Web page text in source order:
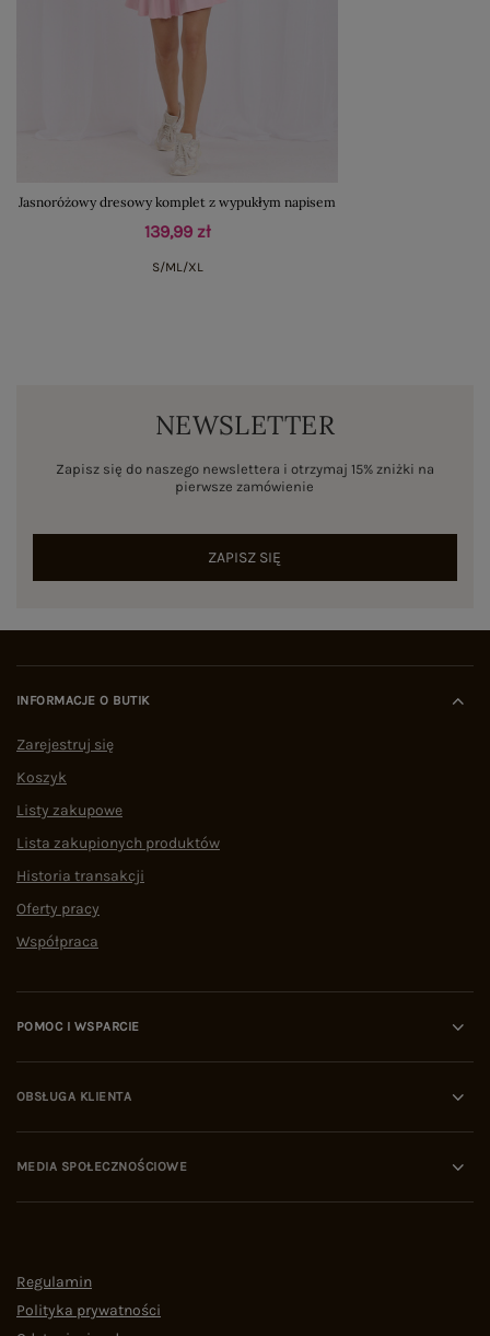
Jasnoróżowy dresowy komplet z wypukłym napisem
139,99 zł
S/ML/XL
NEWSLETTER
Zapisz się do naszego newslettera i otrzymaj 15% zniżki na
pierwsze zamówienie
ZAPISZ SIĘ
INFORMACJE O BUTIK
Zarejestruj się
Koszyk
Listy zakupowe
Lista zakupionych produktów
Historia transakcji
Oferty pracy
Współpraca
POMOC I WSPARCIE
OBSŁUGA KLIENTA
MEDIA SPOŁECZNOŚCIOWE
Regulamin
Polityka prywatności